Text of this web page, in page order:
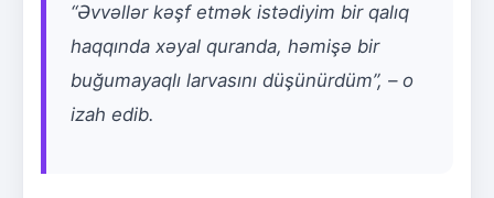
“Əvvəllər kəşf etmək istədiyim bir qalıq
haqqında xəyal quranda, həmişə bir
buğumayaqlı larvasını düşünürdüm”, – o
izah edib.